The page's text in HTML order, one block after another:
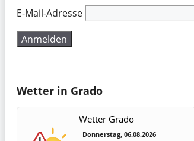
E-Mail-Adresse
Wetter in Grado
Wetter Grado
Donnerstag, 06.08.2026